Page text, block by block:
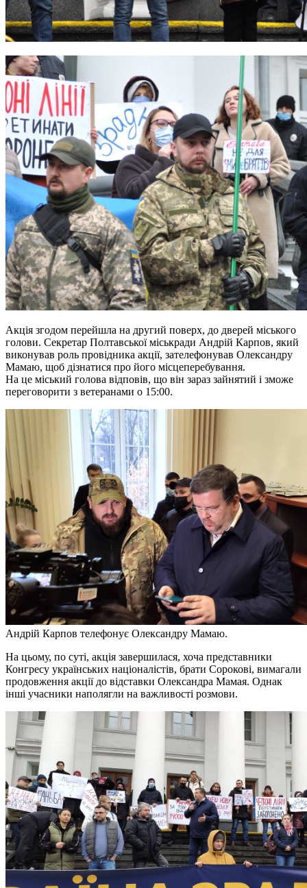
Акція згодом перейшла на другий поверх, до дверей міського
голови. Секретар Полтавської міськради Андрій Карпов, який
виконував роль провідника акції, зателефонував Олександру
Мамаю, щоб дізнатися про його місцеперебування.
На це міський голова відповів, що він зараз зайнятий і зможе
переговорити з ветеранами о 15:00.
Андрій Карпов телефонує Олександру Мамаю.
На цьому, по суті, акція завершилася, хоча представники
Конгресу українських націоналістів, брати Сорокові, вимагали
продовження акції до відставки Олександра Мамая. Однак
інші учасники наполягли на важливості розмови.